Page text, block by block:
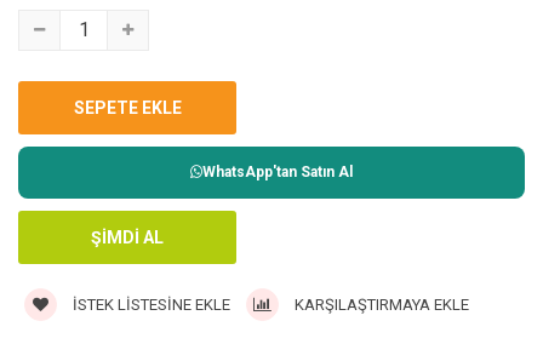
WhatsApp'tan Satın Al
İSTEK LISTESINE EKLE KARŞILAŞTIRMAYA EKLE